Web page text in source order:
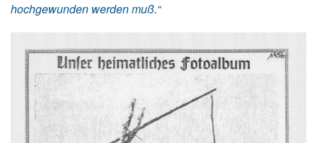
hochgewunden werden muß.“